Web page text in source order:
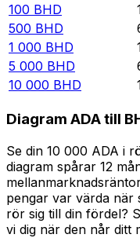
100 BHD
500 BHD
1 000 BHD
5 000 BHD
10 000 BHD
Diagram ADA till
Se din 10 000 ADA i
diagram spårar 12
pengar var värda när
rör sig till din fördel?
vi dig när den når ditt